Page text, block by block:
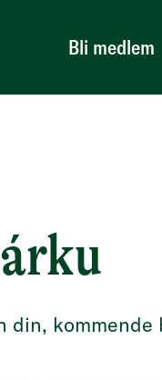
Bli medlem
din, kommende